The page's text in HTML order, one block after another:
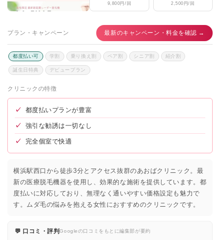
9,800円/回
2,500円/回
プラン・キャンペーン 最新のキャンペーン・料金を確認 →
都度払い可 学割 乗り換え割 ペア割 シニア割 紹介割
誕生日特典 デビュープラン
クリニックの特徴
✓ 都度払いプランが豊富
✓ 強引な勧誘は一切なし
✓ 完全個室で快適
横浜駅西口から徒歩3分とアクセス抜群のあおばクリニック。最
新の医療脱毛機器を使用し、効果的な施術を提供しています。都
度払いに対応しており、無理なく通いやすい価格設定も魅力で
す。ムダ毛の悩みを抱える女性におすすめのクリニックです。
💬 口コミ・評判Googleの口コミをもとに編集部が要約